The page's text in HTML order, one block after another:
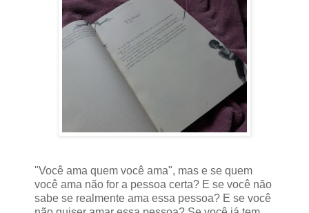
"Você ama quem você ama", mas e se quem
você ama não for a pessoa certa? E se você não
sabe se realmente ama essa pessoa? E se você